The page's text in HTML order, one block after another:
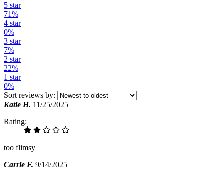
5 star
71%
4 star
0%
3 star
7%
2 star
22%
1 star
0%
Sort reviews by:
Katie H. 11/25/2025
Rating:
too flimsy
Carrie F. 9/14/2025